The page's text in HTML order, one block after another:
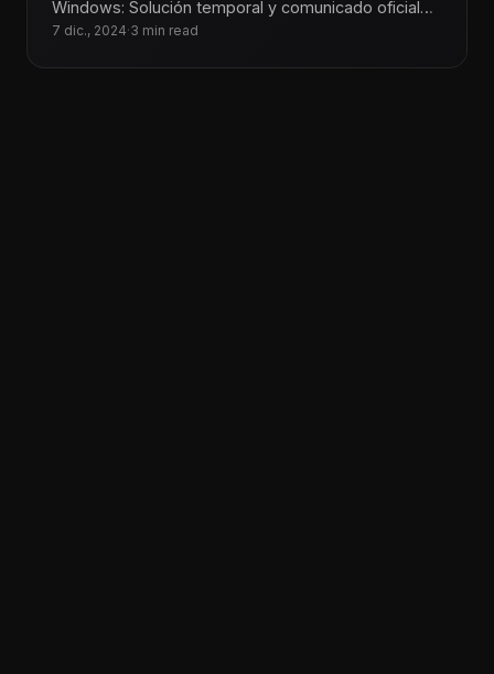
Windows: Solución temporal y comunicado oficial
En Tecnoiglesia, somos conscientes del impacto
7 dic., 2024·3 min read